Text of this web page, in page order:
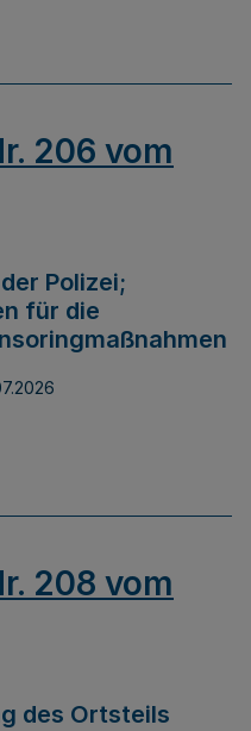
206 vom
Polizei;
für die
208 vom
des Ortsteils